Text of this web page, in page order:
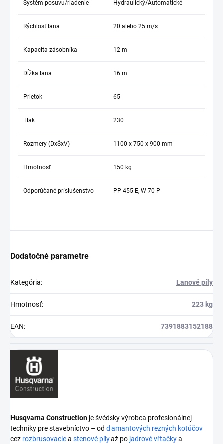
Systém posuvu/riadenie Hydraulický/Automatické
Rýchlosť lana 20 alebo 25 m/s
Kapacita zásobníka 12 m
Dĺžka lana 16 m
Prietok 65
Tlak 230
Rozmery (DxŠxV) 1100 x 750 x 900 mm
Hmotnosť 150 kg
Odporúčané príslušenstvo PP 455 E, W 70 P
Dodatočné parametre
Kategória: Lanové píly
Hmotnosť: 223 kg
EAN: 7391883152188
Husqvarna Construction je švédsky výrobca profesionálnej
techniky pre stavebníctvo – od diamantových rezných kotúčov
cez rozbrusovaciea stenové pílyaž po jadrové vŕtačkya